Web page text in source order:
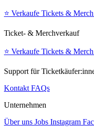
⭐️ Verkaufe Tickets &
Ticket- & Merchverkauf
⭐️ Verkaufe Tickets &
Support für
Kontakt FAQs
Unternehmen
Über uns Jobs Instagram